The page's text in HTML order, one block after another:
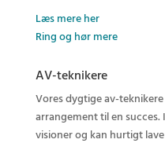
Læs mere her
Ring og hør mere
AV-teknikere
Vores dygtige av-
arrangement til en
visioner og kan hurtigt